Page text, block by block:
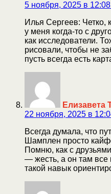
5 ноября, 2025 в
Илья Сергеев:
у меня когда-то с
как исследователи.
рисовали, чтобы не
пусть всегда есть
Елизавета
22 ноября, 2025 в
Всегда думала, что
Шамплен просто
Помню, как с
— жесть, а он там все
такой навык